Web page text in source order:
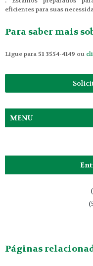
eficientes para suas
Para saber mais
Ligue para51 3554-4149 ou
MENU
Páginas